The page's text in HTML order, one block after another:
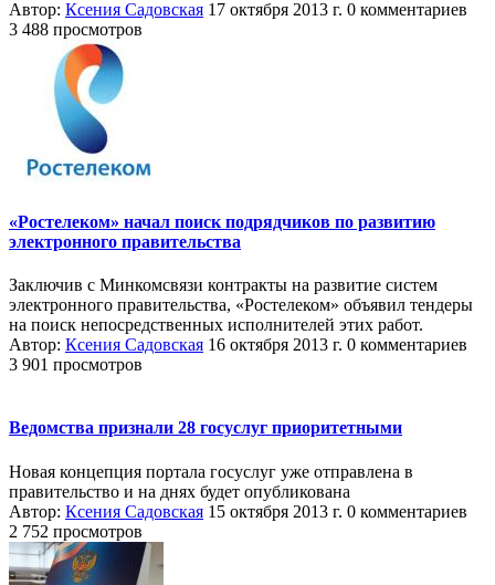
Автор: Ксения Садовская 17 октября 2013 г. 0 комментариев
3 488 просмотров
«Ростелеком» начал поиск подрядчиков по развитию
электронного правительства
Заключив с Минкомсвязи контракты на развитие систем
электронного правительства, «Ростелеком» объявил тендеры
на поиск непосредственных исполнителей этих работ.
Автор: Ксения Садовская 16 октября 2013 г. 0 комментариев
3 901 просмотров
Ведомства признали 28 госуслуг приоритетными
Новая концепция портала госуслуг уже отправлена в
правительство и на днях будет опубликована
Автор: Ксения Садовская 15 октября 2013 г. 0 комментариев
2 752 просмотров